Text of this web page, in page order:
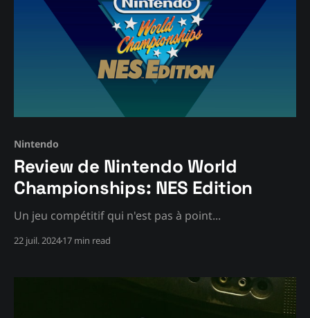
Nintendo
Review de Nintendo World
Championships: NES Edition
Un jeu compétitif qui n'est pas à point...
22 juil. 202417 min read